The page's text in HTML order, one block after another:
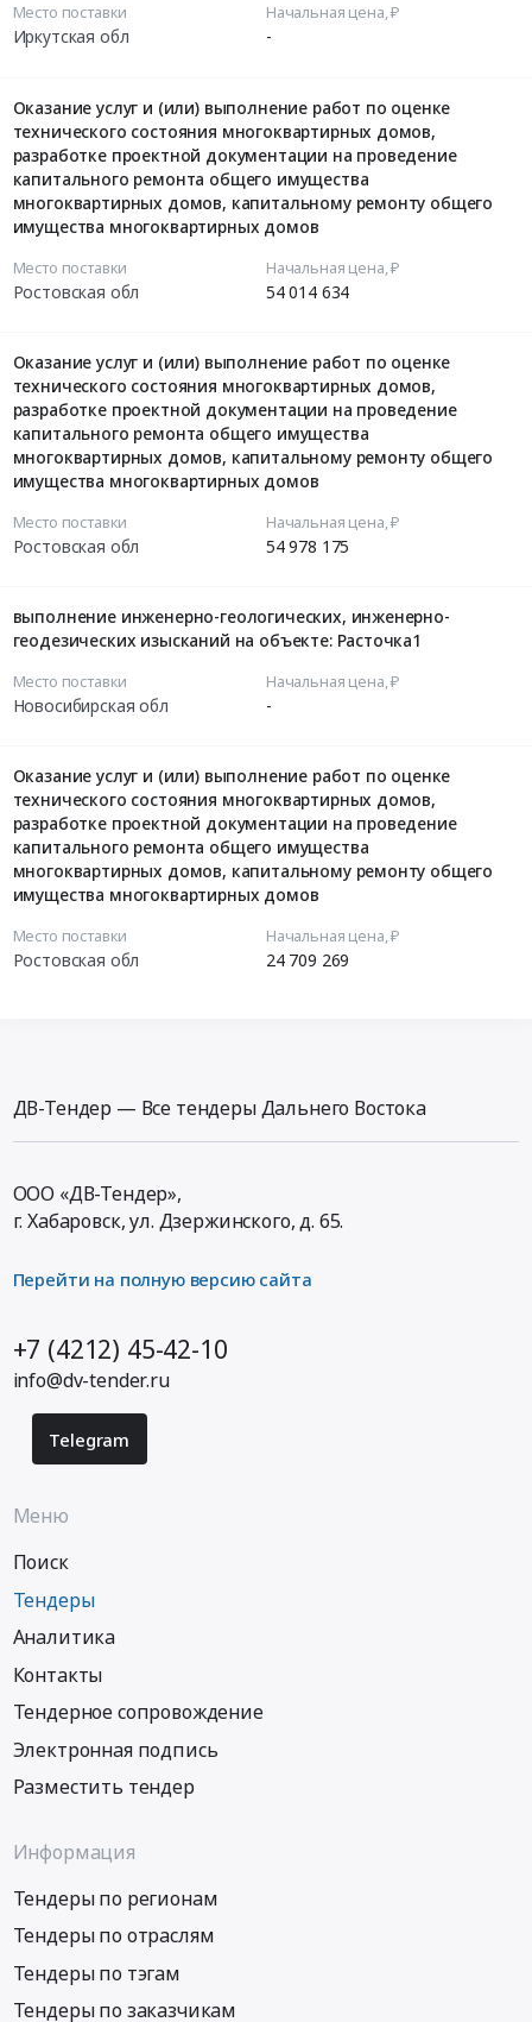
Место поставки
Иркутская обл
Начальная цена, ₽
-
Оказание услуг и (или) выполнение работ по оценке
технического состояния многоквартирных домов,
разработке проектной документации на проведение
капитального ремонта общего имущества
многоквартирных домов, капитальному ремонту общего
имущества многоквартирных домов
Место поставки
Ростовская обл
Начальная цена, ₽
54 014 634
Оказание услуг и (или) выполнение работ по оценке
технического состояния многоквартирных домов,
разработке проектной документации на проведение
капитального ремонта общего имущества
многоквартирных домов, капитальному ремонту общего
имущества многоквартирных домов
Место поставки
Ростовская обл
Начальная цена, ₽
54 978 175
выполнение инженерно-геологических, инженерно-
геодезических изысканий на объекте: Расточка1
Место поставки
Новосибирская обл
Начальная цена, ₽
-
Оказание услуг и (или) выполнение работ по оценке
технического состояния многоквартирных домов,
разработке проектной документации на проведение
капитального ремонта общего имущества
многоквартирных домов, капитальному ремонту общего
имущества многоквартирных домов
Место поставки
Ростовская обл
Начальная цена, ₽
24 709 269
ДВ-Тендер — Все тендеры Дальнего Востока
ООО «ДВ-Тендер»,
г. Хабаровск,ул. Дзержинского, д. 65.
Перейти на полную версию сайта
+7 (4212) 45-42-10
info@dv-tender.ru
Telegram
Меню
Поиск
Тендеры
Аналитика
Контакты
Тендерное сопровождение
Электронная подпись
Разместить тендер
Информация
Тендеры по регионам
Тендеры по отраслям
Тендеры по тэгам
Тендеры по заказчикам